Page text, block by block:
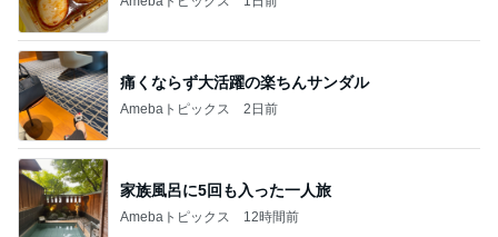
痛くならず大活躍の楽ちんサンダル
Amebaトピックス 2日前
家族風呂に5回も入った一人旅
Amebaトピックス 12時間前